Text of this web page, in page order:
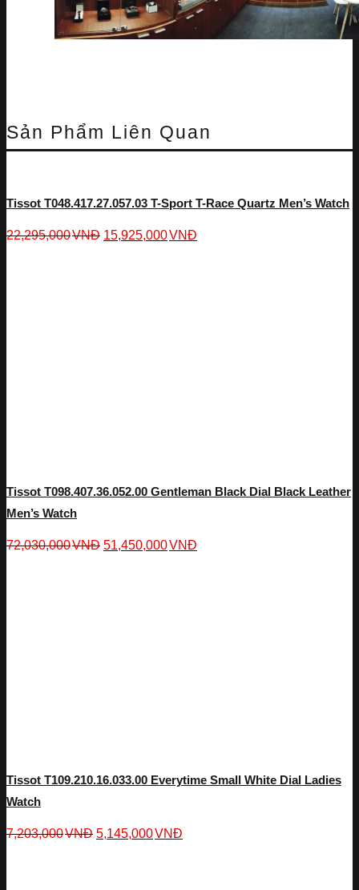
Sản Phẩm Liên Quan
Tissot T048.417.27.057.03 T-Sport T-Race Quartz Men’s Watch
22,295,000VNĐ 15,925,000VNĐ
Tissot T098.407.36.052.00 Gentleman Black Dial Black Leather
Men’s Watch
72,030,000VNĐ 51,450,000VNĐ
Tissot T109.210.16.033.00 Everytime Small White Dial Ladies
Watch
7,203,000VNĐ 5,145,000VNĐ